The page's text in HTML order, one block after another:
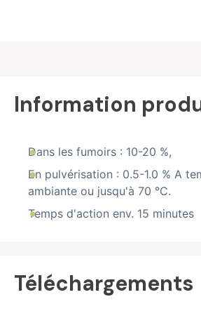
Information
Dans les fumoirs : 10-20 %,
En pulvérisation : 0.5-1.0 % A
ambiante ou jusqu'à 70 °C.
Temps d'action env. 15 minutes
Téléchargements